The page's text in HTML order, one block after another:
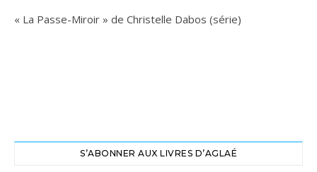
« La Passe-Miroir » de Christelle Dabos (série)
S’ABONNER AUX LIVRES D’AGLAÉ